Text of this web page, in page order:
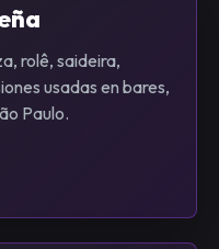
rolê, saideira,
usadas en bares,
Paulo.